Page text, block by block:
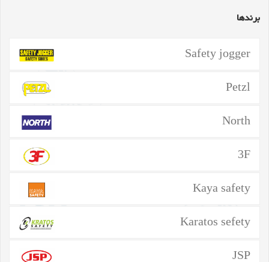
برندها
Safety jogger
Petzl
North
3F
Kaya safety
Karatos sefety
JSP